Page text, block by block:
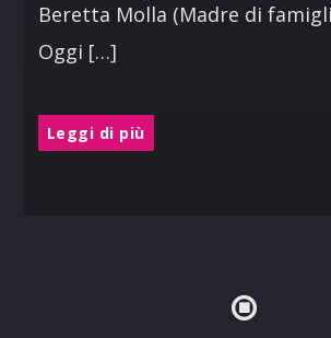
Beretta Molla (Madre di
Oggi […]
Leggi di più